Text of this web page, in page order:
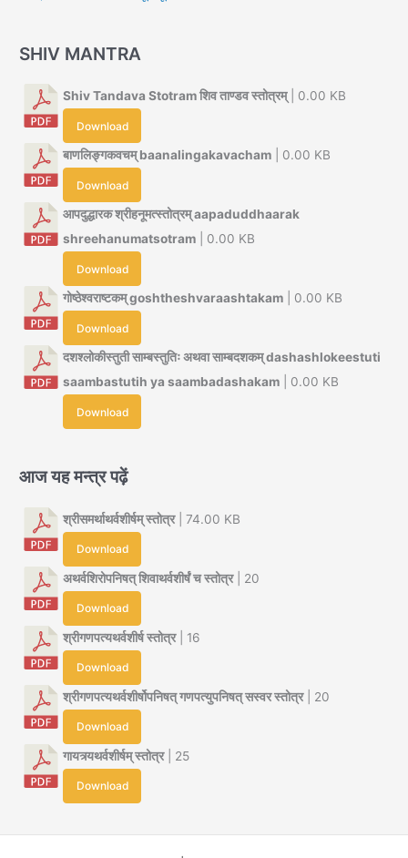
SHIV MANTRA
Shiv Tandava Stotram शिव ताण्डव स्तोत्रम्| 0.00 KB
Download
बाणलिङ्गकवचम् baanalingakavacham | 0.00 KB
Download
आपदुद्धारक श्रीहनूमत्स्तोत्रम् aapaduddhaarak
shreehanumatsotram | 0.00 KB
Download
गोष्ठेश्वराष्टकम् goshtheshvaraashtakam | 0.00 KB
Download
दशश्लोकीस्तुती साम्बस्तुतिः अथवा साम्बदशकम् dashashlokeestuti
saambastutih ya saambadashakam | 0.00 KB
Download
आज यह मन्त्र पढ़ें
श्रीसमर्थाथर्वशीर्षम् स्तोत्र| 74.00 KB
Download
अथर्वशिरोपनिषत् शिवाथर्वशीर्षं च स्तोत्र| 20
Download
श्रीगणपत्यथर्वशीर्ष स्तोत्र| 16
Download
श्रीगणपत्यथर्वशीर्षोपनिषत् गणपत्युपनिषत् सस्वर स्तोत्र| 20
Download
गायत्र्यथर्वशीर्षम् स्तोत्र| 25
Download